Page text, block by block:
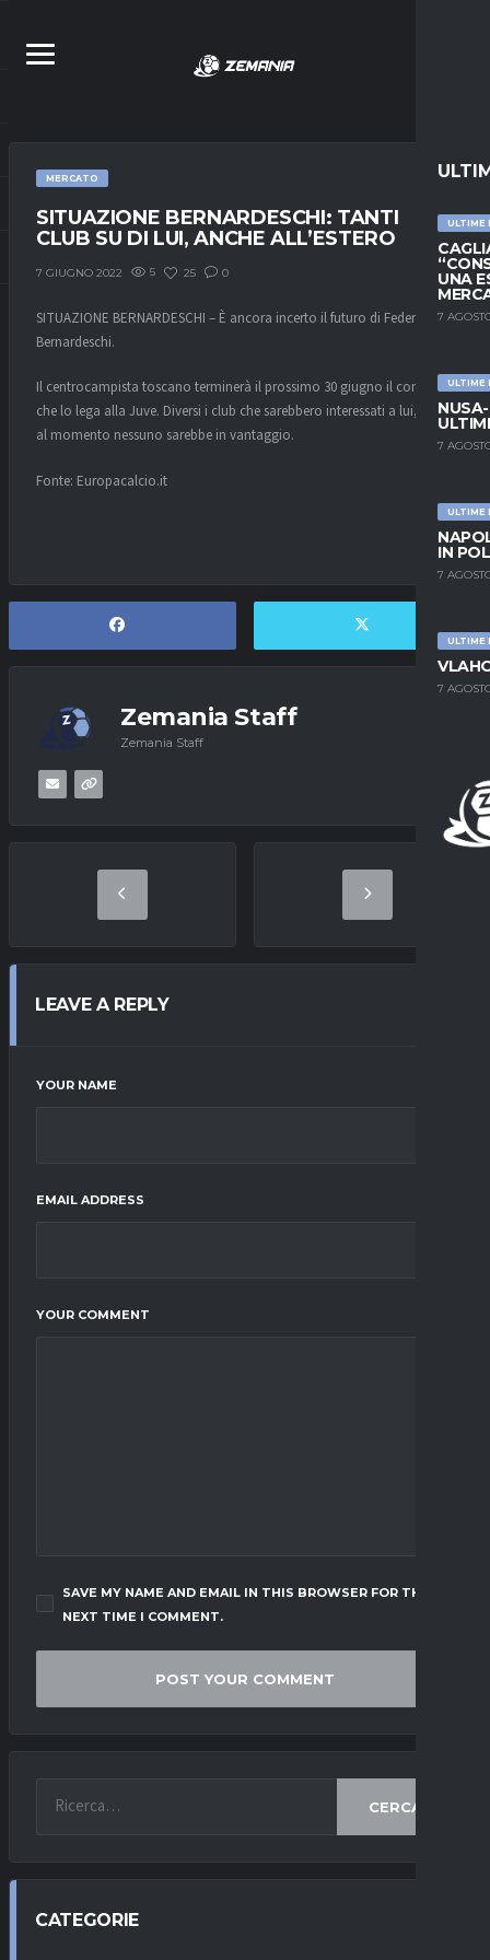
ULTIME
UNA
7
ULTIME
7
ULTIME
IN
7
ULTIME
7
MERCATO
SITUAZIONE BERNARDESCHI: TANTI
CLUB SU DI LUI, ANCHE ALL’ESTERO
7 GIUGNO 2022 5 25 0
SITUAZIONE BERNARDESCHI – È ancora incerto il futuro di Federico
Bernardeschi.
Il centrocampista toscano terminerà il prossimo 30 giugno il contratto
che lo lega alla Juve. Diversi i club che sarebbero interessati a lui, ma
al momento nessuno sarebbe in vantaggio.
Fonte: Europacalcio.it
Zemania Staff
Zemania Staff
LEAVE A REPLY
YOUR NAME
EMAIL ADDRESS
YOUR COMMENT
SAVE MY NAME AND EMAIL IN THIS BROWSER FOR THE
NEXT TIME I COMMENT.
CERCA
CATEGORIE